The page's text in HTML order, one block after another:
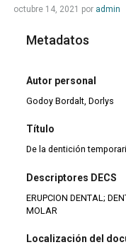
octubre 14, 2021 por admin
Metadatos
Autor personal
Godoy Bordalt, Dorlys
Título
De la dentición
Descriptores DECS
ERUPCION DENTAL;
MOLAR
Localización del